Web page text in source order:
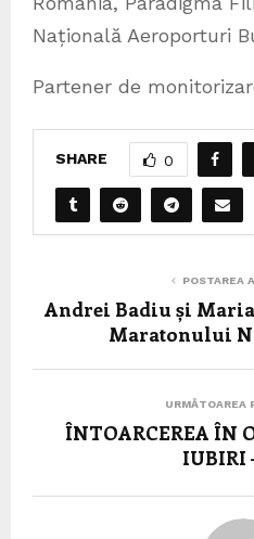
Națională Aeroporturi
Partener de
SHARE 0
POSTAREA
Andrei Badiu și
Maratonului
URMĂTOAREA
ÎNTOARCEREA ÎN
IUBIRI